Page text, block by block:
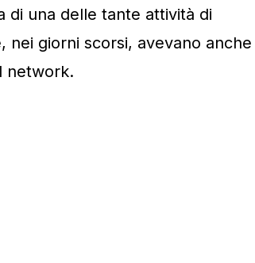
di una delle tante attività di
nei giorni scorsi, avevano anche
network.